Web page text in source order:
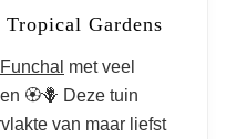
Gardens
met veel
🏵️🪻 Deze tuin
van maar liefst